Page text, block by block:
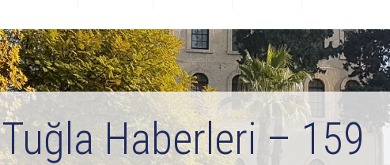
Tuğla Haberleri – 159